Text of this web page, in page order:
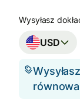
Wysyłasz
USD